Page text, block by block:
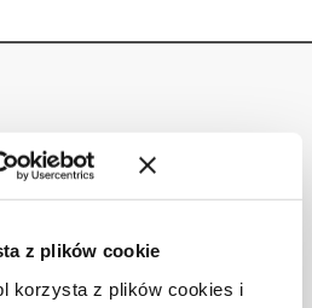
z plików cookie
korzysta z plików cookies i